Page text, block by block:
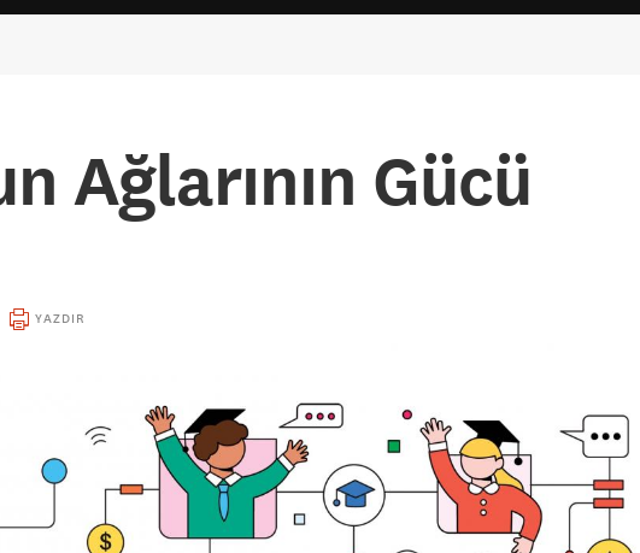
Ağlarının Gücü
YAZDIR